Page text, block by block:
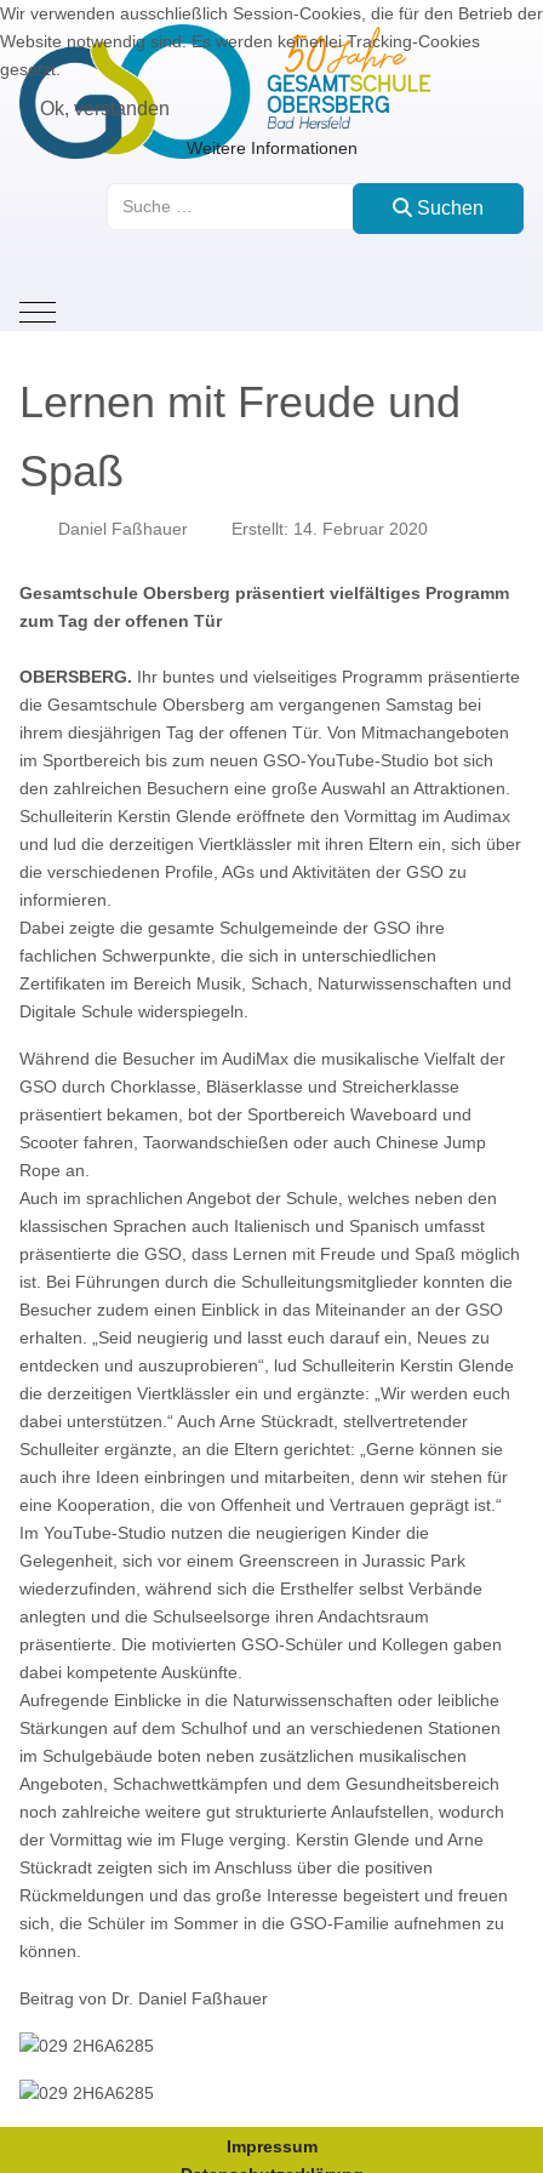
Suchen
Mobile Menu Toggle
Lernen mit Freude und
Spaß
Daniel Faßhauer Erstellt: 14. Februar 2020
Gesamtschule Obersberg präsentiert vielfältiges Programm
zum Tag der offenen Tür
OBERSBERG. Ihr buntes und vielseitiges Programm präsentierte
die Gesamtschule Obersberg am vergangenen Samstag bei
ihrem diesjährigen Tag der offenen Tür. Von Mitmachangeboten
im Sportbereich bis zum neuen GSO-YouTube-Studio bot sich
den zahlreichen Besuchern eine große Auswahl an Attraktionen.
Schulleiterin Kerstin Glende eröffnete den Vormittag im Audimax
und lud die derzeitigen Viertklässler mit ihren Eltern ein, sich über
die verschiedenen Profile, AGs und Aktivitäten der GSO zu
informieren.
Dabei zeigte die gesamte Schulgemeinde der GSO ihre
fachlichen Schwerpunkte, die sich in unterschiedlichen
Zertifikaten im Bereich Musik, Schach, Naturwissenschaften und
Digitale Schule widerspiegeln.
Während die Besucher im AudiMax die musikalische Vielfalt der
GSO durch Chorklasse, Bläserklasse und Streicherklasse
präsentiert bekamen, bot der Sportbereich Waveboard und
Scooter fahren, Taorwandschießen oder auch Chinese Jump
Rope an.
Auch im sprachlichen Angebot der Schule, welches neben den
klassischen Sprachen auch Italienisch und Spanisch umfasst
präsentierte die GSO, dass Lernen mit Freude und Spaß möglich
ist. Bei Führungen durch die Schulleitungsmitglieder konnten die
Besucher zudem einen Einblick in das Miteinander an der GSO
erhalten. „Seid neugierig und lasst euch darauf ein, Neues zu
entdecken und auszuprobieren“, lud Schulleiterin Kerstin Glende
die derzeitigen Viertklässler ein und ergänzte: „Wir werden euch
dabei unterstützen.“ Auch Arne Stückradt, stellvertretender
Schulleiter ergänzte, an die Eltern gerichtet: „Gerne können sie
auch ihre Ideen einbringen und mitarbeiten, denn wir stehen für
eine Kooperation, die von Offenheit und Vertrauen geprägt ist.“
Im YouTube-Studio nutzen die neugierigen Kinder die
Gelegenheit, sich vor einem Greenscreen in Jurassic Park
wiederzufinden, während sich die Ersthelfer selbst Verbände
anlegten und die Schulseelsorge ihren Andachtsraum
präsentierte. Die motivierten GSO-Schüler und Kollegen gaben
dabei kompetente Auskünfte.
Aufregende Einblicke in die Naturwissenschaften oder leibliche
Stärkungen auf dem Schulhof und an verschiedenen Stationen
im Schulgebäude boten neben zusätzlichen musikalischen
Angeboten, Schachwettkämpfen und dem Gesundheitsbereich
noch zahlreiche weitere gut strukturierte Anlaufstellen, wodurch
der Vormittag wie im Fluge verging. Kerstin Glende und Arne
Stückradt zeigten sich im Anschluss über die positiven
Rückmeldungen und das große Interesse begeistert und freuen
sich, die Schüler im Sommer in die GSO-Familie aufnehmen zu
können.
Beitrag von Dr. Daniel Faßhauer
Impressum
Wir verwenden ausschließlich Session-Cookies, die für den Betrieb der
Website notwendig sind. Es werden keinerlei Tracking-Cookies
gesetzt.
Ok, verstanden
Weitere Informationen